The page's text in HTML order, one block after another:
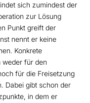
sich zumindest der
zur Lösung
Punkt greift der
nennt er keine
Konkrete
weder für den
für die Freisetzung
Dabei gibt schon der
in dem er